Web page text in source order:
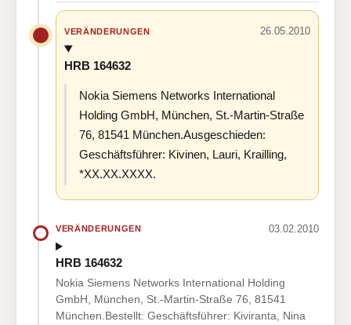
VERÄNDERUNGEN 26.05.2010
HRB 164632
Nokia Siemens Networks International
Holding GmbH, München, St.-Martin-Straße
76, 81541 München.Ausgeschieden:
Geschäftsführer: Kivinen, Lauri, Krailling,
*XX.XX.XXXX.
VERÄNDERUNGEN 03.02.2010
HRB 164632
Nokia Siemens Networks International Holding
GmbH, München, St.-Martin-Straße 76, 81541
München.Bestellt: Geschäftsführer: Kiviranta, Nina